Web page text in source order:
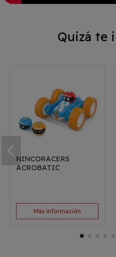
Quizá te
NINCORACERS
ACROBATIC
Más información